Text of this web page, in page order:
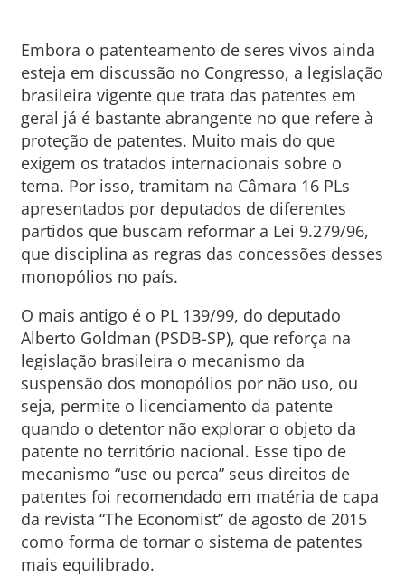
Embora o patenteamento de seres vivos ainda
esteja em discussão no Congresso, a legislação
brasileira vigente que trata das patentes em
geral já é bastante abrangente no que refere à
proteção de patentes. Muito mais do que
exigem os tratados internacionais sobre o
tema. Por isso, tramitam na Câmara 16 PLs
apresentados por deputados de diferentes
partidos que buscam reformar a Lei 9.279/96,
que disciplina as regras das concessões desses
monopólios no país.
O mais antigo é o PL 139/99, do deputado
Alberto Goldman (PSDB-SP), que reforça na
legislação brasileira o mecanismo da
suspensão dos monopólios por não uso, ou
seja, permite o licenciamento da patente
quando o detentor não explorar o objeto da
patente no território nacional. Esse tipo de
mecanismo “use ou perca” seus direitos de
patentes foi recomendado em matéria de capa
da revista “The Economist” de agosto de 2015
como forma de tornar o sistema de patentes
mais equilibrado.